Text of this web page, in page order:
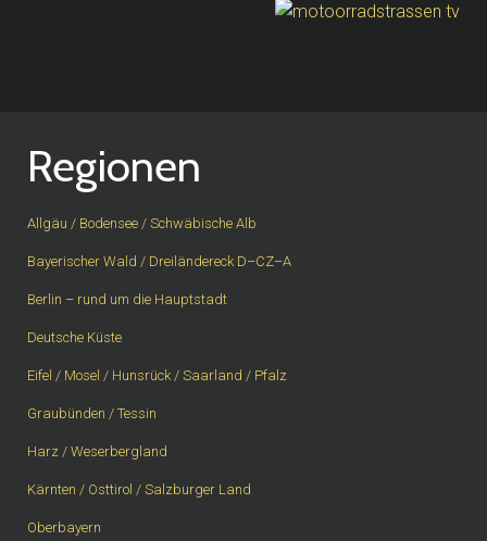
Regionen
Allgäu / Bodensee / Schwäbische Alb
Bayerischer Wald / Dreiländereck D–CZ–A
Berlin – rund um die Hauptstadt
Deutsche Küste
Eifel / Mosel / Hunsrück / Saarland / Pfalz
Graubünden / Tessin
Harz / Weserbergland
Kärnten / Osttirol / Salzburger Land
Oberbayern